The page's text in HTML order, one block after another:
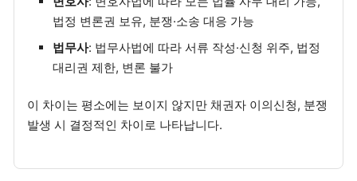
법정 변론권 보유, 분쟁·소송 대응 가능
법무사: 법무사법에 따라 서류 작성·신청 위주, 법정
대리권 제한, 변론 불가
이 차이는 평소에는 보이지 않지만 채권자 이의신청, 분쟁
발생 시 결정적인 차이로 나타납니다.